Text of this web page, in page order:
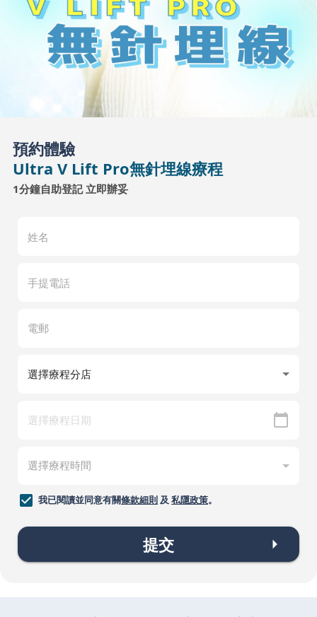
預約體驗
Ultra V Lift Pro無針埋線療程
1分鐘自助登記 立即辦妥
我已閱讀並同意有關條款細則 及 私隱政策。
提交